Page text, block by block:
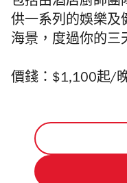
供一系列的娛樂及
海景，度過你的三
價錢：$1,100起/